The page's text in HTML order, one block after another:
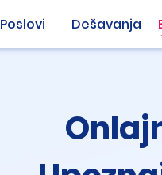
Poslovi Dešavanja